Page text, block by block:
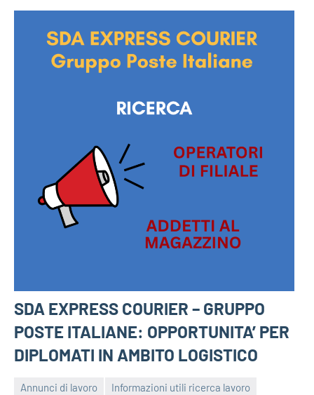
SDA EXPRESS COURIER – GRUPPO
POSTE ITALIANE: OPPORTUNITA’ PER
DIPLOMATI IN AMBITO LOGISTICO
Annunci di lavoro
Informazioni utili ricerca lavoro